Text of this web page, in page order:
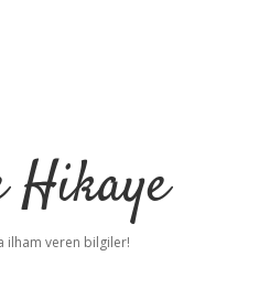
Hikaye
ilham veren bilgiler!